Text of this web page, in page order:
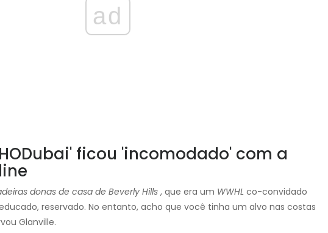
ad
ficou 'incomodado' com a
donas de casa de Beverly Hills , que era um WWHL co-convidado
reservado. No entanto, acho que você tinha um alvo nas costas
Glanville.